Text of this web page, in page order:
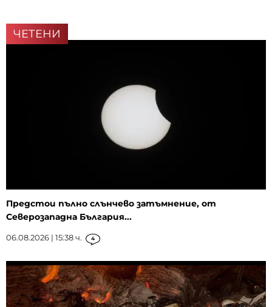
ЧЕТЕНИ
Предстои пълно слънчево затъмнение, от
Северозападна България...
06.08.2026 | 15:38 ч. 4